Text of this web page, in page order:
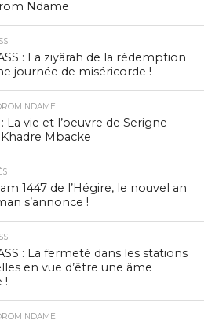
Ndame
: La ziyârah de la rédemption
journée de miséricorde !
NDAME
La vie et l’oeuvre de Serigne
Mbacke
1447 de l’Hégire, le nouvel an
s’annonce !
: La fermeté dans les stations
en vue d’être une âme
!
NDAME